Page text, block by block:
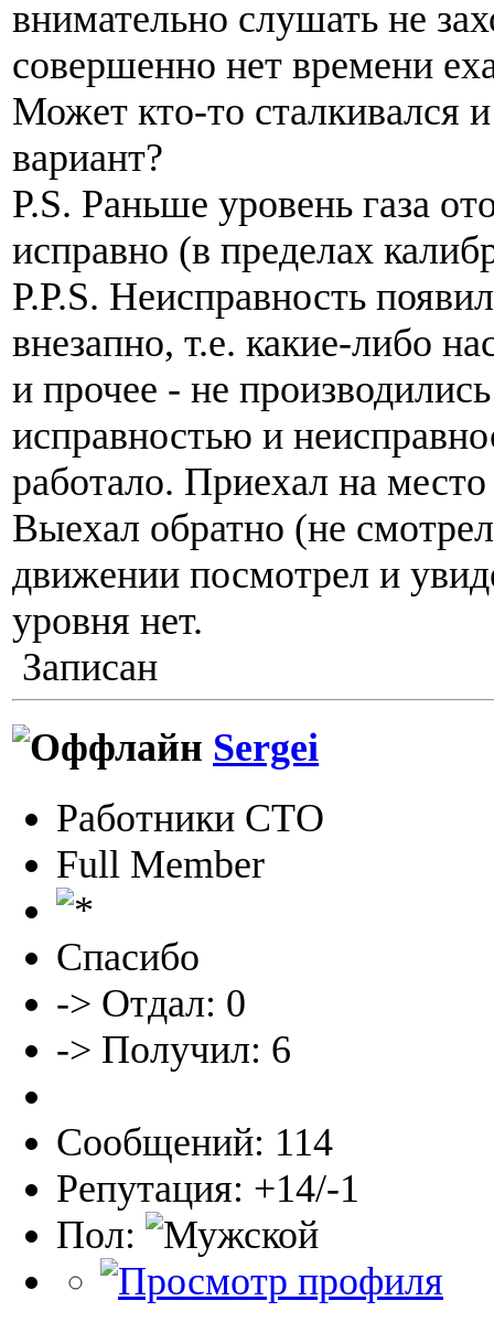
внимательно слушать не
совершенно нет времени
Может кто-то сталкивался
вариант?
P.S. Раньше уровень газа
исправно (в пределах
P.P.S. Неисправность
внезапно, т.е. какие-либо
и прочее - не
исправностью и
работало. Приехал на
Выехал обратно (не
движении посмотрел и
уровня нет.
Записан
Sergei
Работники СТО
Full Member
Спасибо
-> Отдал: 0
-> Получил: 6
Сообщений: 114
Репутация: +14/-1
Пол: